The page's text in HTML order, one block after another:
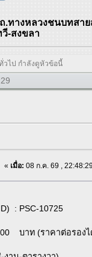
.ทางหลวงชนบทสา
-สงขลา
วไป กำลังดูหัวข้อนี้
« เมื่อ: 08 ก.ค. 69 ,
: PSC-10725
บาท (ราคาต่อรองไ